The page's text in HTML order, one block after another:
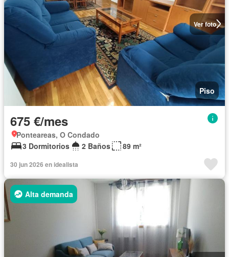
Ver foto
Piso
675 €/mes
Ponteareas, O Condado
3 Dormitorios
2 Baños 89 m²
30 jun 2026 en idealista
Alta demanda